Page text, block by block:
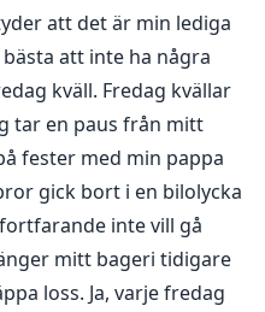
När han hade fått
och ledde mig till
band fast mina armar
korset, särskilt om
vad Sir hade i åtanke
mitt säkerhetsord, som
över säkerhetsordet,
Han började piska
när piskan svepte
inte där, han skulle
att det är min lediga
att inte ha några
kväll. Fredag kvällar
tar en paus från mitt
fester med min pappa
gick bort i en bilolycka
inte vill gå
mitt bageri tidigare
loss. Ja, varje fredag